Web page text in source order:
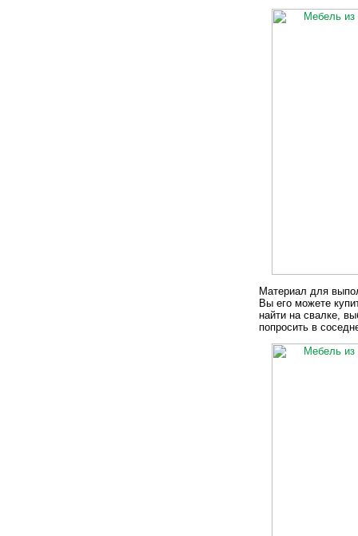
Материал для
Вы его можете
найти на свалке,
попросить в